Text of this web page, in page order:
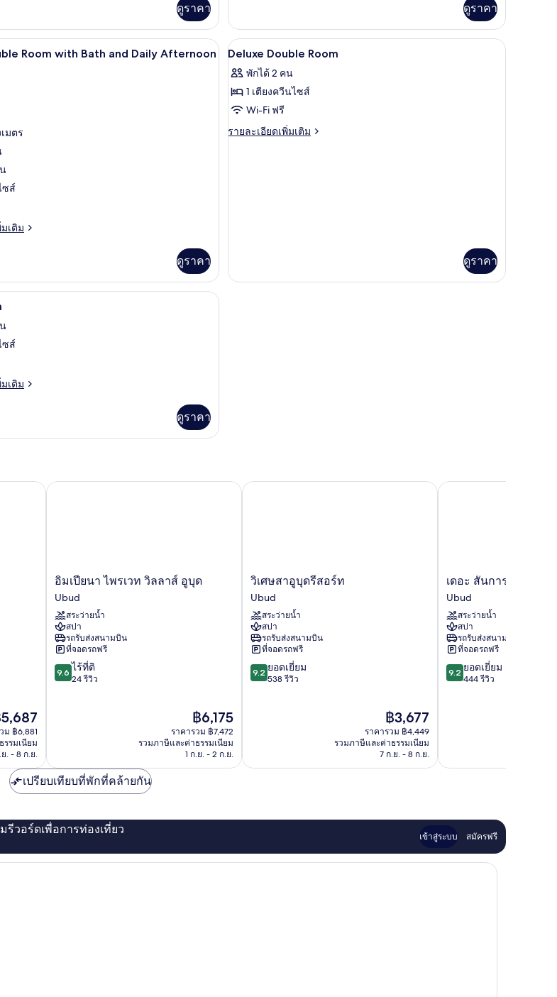
ดูราคา
เกี่ยว
กับ
Deluxe
Room
and
Afternoon
Tea
ดูราคา
Afternoon Tea | มินิบาร์, ตู้นิรภัยในห้องพัก, โต๊ะทำงาน, ห้องเก็บเสียง
Deluxe Double Room with Bath and Daily Afternoon Tea | มินิบาร์, ตู้นิรภัยในห้องพัก, โต๊ะทำงาน, ห้องเก็บเสียง
Room with Bath and Daily Afternoon
มตร
ซส์
เติม
ดูราคา
เปิด
ภาพถ่าย
ทั้งหมด
ของ
Deluxe
มินิบาร์, ตู้นิรภัยในห้องพัก, โต๊ะทำงาน, ห้องเก็บ
4
Deluxe Double Room
พักได้ 2 คน
1 เตียงควีนไซส์
Wi-Fi ฟรี
รายละเอียดเพิ่มเติม
ราย
ดูราคา
มินิบาร์, ตู้นิรภัยในห้องพัก, โต๊ะทำงาน, ห้องเก็บเสียง
ซส์
เติม
ดูราคา
คา
จุบัน
ม ฿6,881
รมเนียม
ย. - 8 ก.ย.
อิม
เปีย
นา
ไพร
เวท
วิลลา
ส์
อู
บุด
อิมเปียนา ไพรเวท วิลลาส์ อูบุด
Ubud
สระว่ายน้ำ
สปา
รถรับส่งสนามบิน
ที่จอดรถฟรี
9.6
จาก
9.6 ไร้ที่ติ
24 รีวิว
ราคา
ปัจจุบัน
คือ
฿6,175
฿6,175
ราคารวม ฿7,472
รวมภาษีและค่าธรรมเนียม
1 ก.ย. - 2 ก.ย.
อิมเปียนา ไพรเวท วิลลาส์ อูบุด
วิเศษ
สา
อู
บุ
ดรี
สอร์ท
Ubud
วิเศษสาอูบุดรีสอร์ท
Ubud
สระว่ายน้ำ
สปา
รถรับส่งสนามบิน
ที่จอดรถฟรี
9.2
จาก
9.2 ยอดเยี่ยม
538 รีวิว
ราคา
ปัจจุบัน
คือ
฿3,677
฿3,677
ราคารวม ฿4,449
รวมภาษีและค่าธรรมเนียม
7 ก.ย. - 8 ก.ย.
วิเศษสาอูบุดรีสอร์ท
เดอะ
สัน
การา
รี
สอร์ต
&
สปา
Ubud
เดอะ สันการา รีสอร์ต
Ubud
สระว่ายน้ำ
สปา
รถรับส่งสนามบิน
ที่จอดรถฟรี
9.2
จาก
9.2 ยอดเยี่ยม
444 รีวิว
เดอะ สันการา รีสอร์ต &
เปรียบเทียบที่พักที่คล้ายกัน
วอร์ดเพื่อการท่องเที่ยว
เข้าสู่ระบบ สมัครฟรี